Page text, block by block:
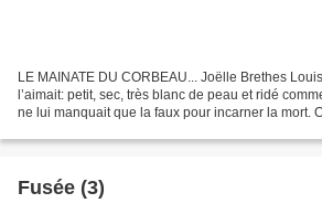
LE MAINATE DU CORBEAU... Joëlle Brethes
l’aimait: petit, sec, très blanc de peau et ridé
ne lui manquait que la faux pour incarner la mort.
Fusée (3)